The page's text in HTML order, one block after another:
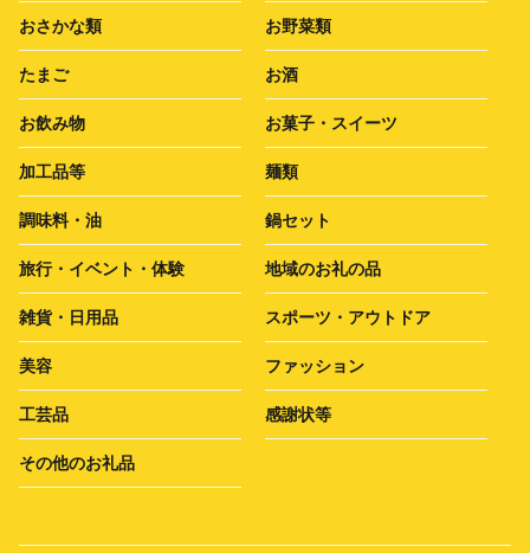
おさかな類 お野菜類
たまご お酒
お飲み物 お菓子・スイーツ
加工品等 麺類
調味料・油 鍋セット
旅行・イベント・体験 地域のお礼の品
雑貨・日用品 スポーツ・アウトドア
美容 ファッション
工芸品 感謝状等
その他のお礼品